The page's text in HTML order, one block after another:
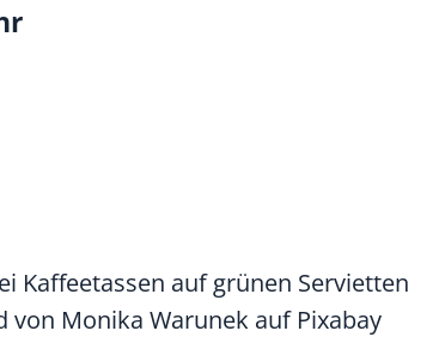
von Monika Warunek auf Pixabay